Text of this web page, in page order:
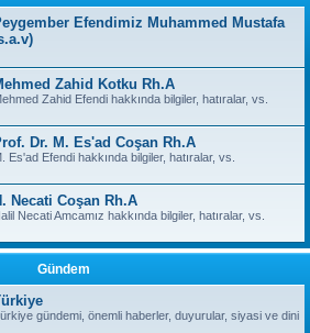
Efendimiz Muhammed Mustafa
Zahid Kotku Rh.A
Zahid Efendi hakkında bilgiler, hatıralar, vs.
Dr. M. Es'ad Coşan Rh.A
Es'ad Efendi hakkında bilgiler, hatıralar, vs.
Necati Coşan Rh.A
Necati Amcamız hakkında bilgiler, hatıralar, vs.
Gündem
gündemi, önemli haberler, duyurular, siyasi ve dini